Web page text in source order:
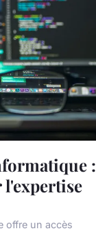
:
offre un accès